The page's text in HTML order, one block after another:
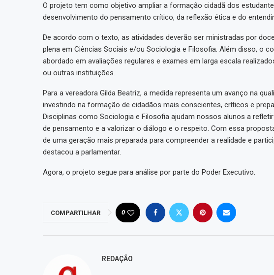
O projeto tem como objetivo ampliar a formação cidadã dos
desenvolvimento do pensamento crítico, da reflexão ética e do
De acordo com o texto, as atividades deverão ser ministradas por
plena em Ciências Sociais e/ou Sociologia e Filosofia. Além disso, o
abordado em avaliações regulares e exames em larga escala
ou outras instituições.
Para a vereadora Gilda Beatriz, a medida representa um avanço na
investindo na formação de cidadãos mais conscientes, críticos e
Disciplinas como Sociologia e Filosofia ajudam nossos alunos a
de pensamento e a valorizar o diálogo e o respeito. Com essa
de uma geração mais preparada para compreender a realidade e
destacou a parlamentar.
Agora, o projeto segue para análise por parte do Poder Executivo.
COMPARTILHAR 0
REDAÇÃO